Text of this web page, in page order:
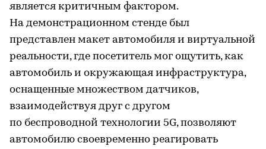
является критичным фактором.
На демонстрационном стенде был
представлен макет автомобиля и виртуальной
реальности, где посетитель мог ощутить, как
автомобиль и окружающая инфраструктура,
оснащенные множеством датчиков,
взаимодействуя друг с другом
по беспроводной технологии 5G, позволяют
автомобилю своевременно реагировать